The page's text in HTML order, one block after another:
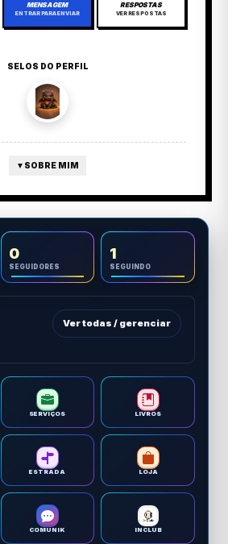
MENSAGEM
ENTRAR PARA ENVIAR
RESPOSTAS
VER RESPOSTAS
SELOS DO PERFIL
▼ SOBRE MIM
0
SEGUIDORES
1
SEGUINDO
Ver todas / gerenciar
SERVIÇOS LIVROS
ESTRADA LOJA
COMUNIK INCLUB